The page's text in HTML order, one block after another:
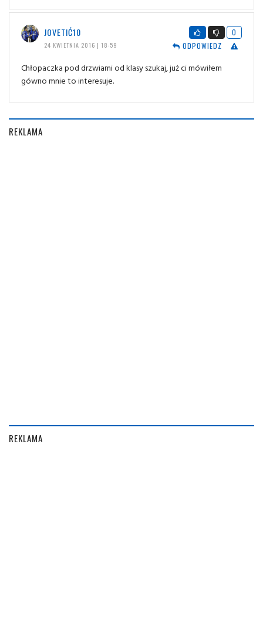
JOVETIĆ10
24 KWIETNIA 2016 | 18:59
0
ODPOWIEDZ
Chłopaczka pod drzwiami od klasy szukaj, już ci mówiłem
gówno mnie to interesuje.
REKLAMA
REKLAMA